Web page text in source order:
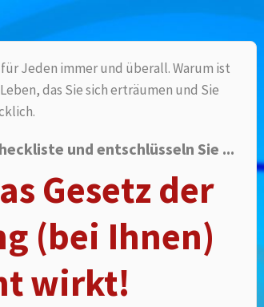
Jeden immer und überall. Warum ist
das Sie sich erträumen und Sie
und entschlüsseln Sie ...
Gesetz der
(bei Ihnen)
wirkt!